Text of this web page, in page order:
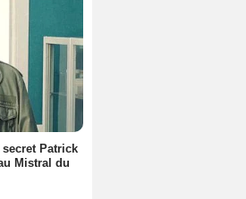
Patrick
Mistral du